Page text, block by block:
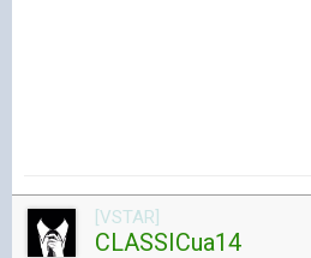
[VSTAR]
CLASSICua14